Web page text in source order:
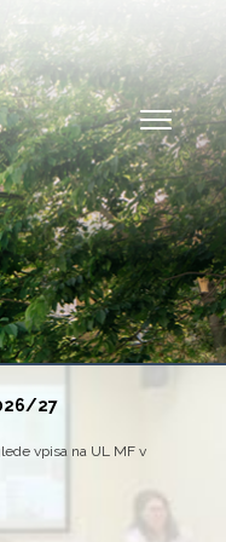
Open
27
vpisa na UL MF v